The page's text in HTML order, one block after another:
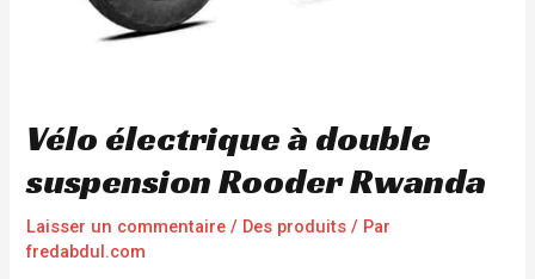
Vélo électrique à double
suspension Rooder Rwanda
Laisser un commentaire / Des produits / Par
fredabdul.com